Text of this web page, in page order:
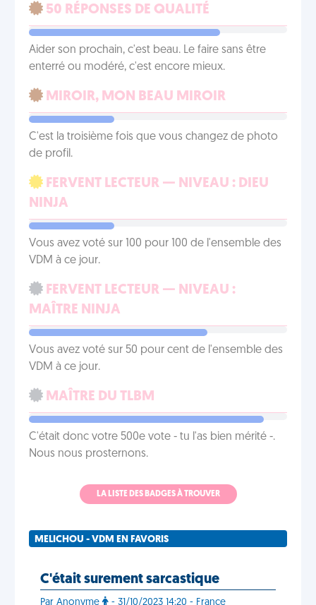
50 RÉPONSES DE QUALITÉ
Aider son prochain, c'est beau. Le faire sans être
enterré ou modéré, c'est encore mieux.
MIROIR, MON BEAU MIROIR
C'est la troisième fois que vous changez de photo
de profil.
FERVENT LECTEUR — NIVEAU : DIEU
NINJA
Vous avez voté sur 100 pour 100 de l'ensemble des
VDM à ce jour.
FERVENT LECTEUR — NIVEAU :
MAÎTRE NINJA
Vous avez voté sur 50 pour cent de l'ensemble des
VDM à ce jour.
MAÎTRE DU TLBM
C'était donc votre 500e vote - tu l'as bien mérité -.
Nous nous prosternons.
LA LISTE DES BADGES À TROUVER
MELICHOU - VDM EN FAVORIS
C'était surement sarcastique
Par Anonyme - 31/10/2023 14:20 - France